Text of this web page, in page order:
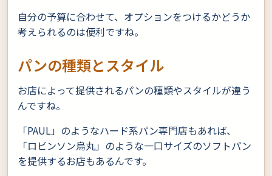
自分の予算に合わせて、オプションをつけるかどうか
考えられるのは便利ですね。
パンの種類とスタイル
お店によって提供されるパンの種類やスタイルが違う
んですね。
「PAUL」のようなハード系パン専門店もあれば、
「ロビンソン烏丸」のような一口サイズのソフトパン
を提供するお店もあるんです。